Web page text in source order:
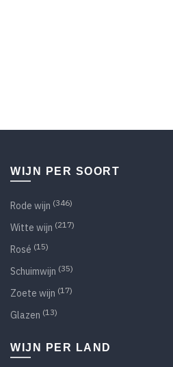
WIJN PER SOORT
Rode wijn (346)
Witte wijn (217)
Rosé (15)
Schuimwijn (35)
Zoete wijn (17)
Glazen (13)
WIJN PER LAND